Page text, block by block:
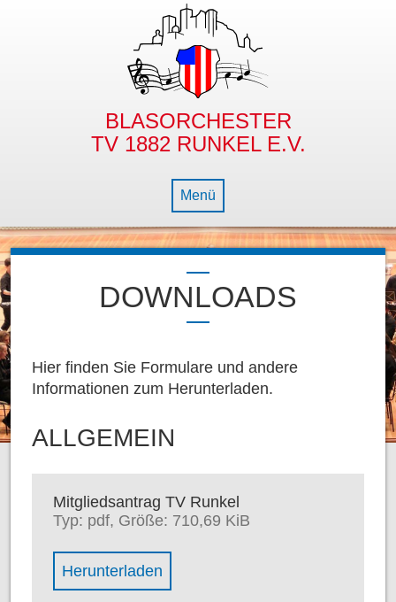
BLASORCHESTER
TV 1882 RUNKEL E.V.
Menü
NEWS
BLASORCHESTER
DIRIGENT
MUSIKER
BAMBINO- & JUGENDORCHESTER
AUSBILDUNG
MUSIKALISCHE FRÜHERZIEHUNG
BLOCKFLÖTE
PERCUSSION
DIE BLECHBÜX’N
KONTAKT
DOWNLOADS
Hier finden Sie Formulare und andere
Informationen zum Herunterladen.
ALLGEMEIN
Mitgliedsantrag TV Runkel
Typ: pdf, Größe: 710,69 KiB
Herunterladen